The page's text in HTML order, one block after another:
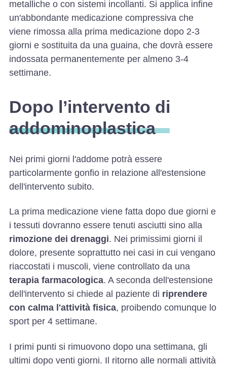
metalliche o con sistemi incollanti. Si applica infine
un'abbondante medicazione compressiva che
viene rimossa alla prima medicazione dopo 2-3
giorni e sostituita da una guaina, che dovrà essere
indossata permanentemente per almeno 3-4
settimane.
Dopo l’intervento di
addominoplastica
Nei primi giorni l'addome potrà essere
particolarmente gonfio in relazione all'estensione
dell'intervento subito.
La prima medicazione viene fatta dopo due giorni e
i tessuti dovranno essere tenuti asciutti sino alla
rimozione dei drenaggi. Nei primissimi giorni il
dolore, presente soprattutto nei casi in cui vengano
riaccostati i muscoli, viene controllato da una
terapia farmacologica. A seconda dell'estensione
dell'intervento si chiede al paziente di riprendere
con calma l'attività fisica, proibendo comunque lo
sport per 4 settimane.
I primi punti si rimuovono dopo una settimana, gli
ultimi dopo venti giorni. Il ritorno alle normali attività